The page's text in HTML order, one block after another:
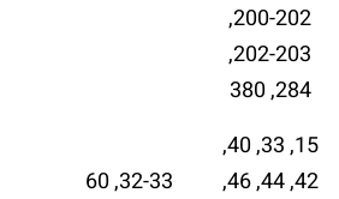
200-202,
202-203,
284, 380
15, 33, 40,
42, 44, 46,
32-33, 60